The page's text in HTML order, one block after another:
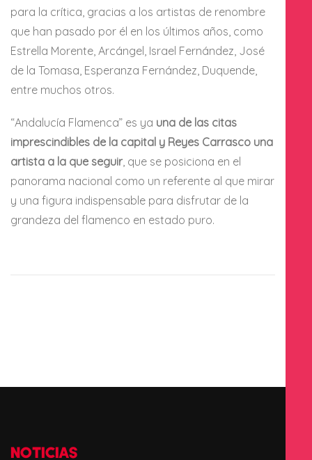
para la crítica, gracias a los artistas de renombre
que han pasado por él en los últimos años, como
Estrella Morente, Arcángel, Israel Fernández, José
de la Tomasa, Esperanza Fernández, Duquende,
entre muchos otros.
“Andalucía Flamenca” es ya una de las citas
imprescindibles de la capital y Reyes Carrasco una
artista a la que seguir, que se posiciona en el
panorama nacional como un referente al que mirar
y una figura indispensable para disfrutar de la
grandeza del flamenco en estado puro.
NOTICIAS